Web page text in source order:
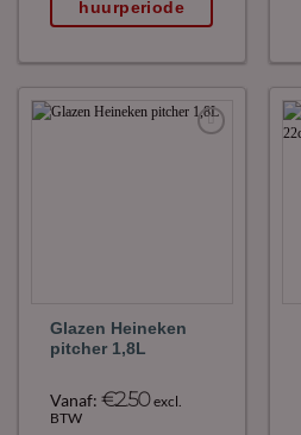
huurperiode
Glazen Heineken
pitcher 1,8L
Vanaf:€2.50excl.
BTW